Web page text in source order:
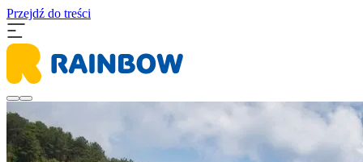
Przejdź do treści